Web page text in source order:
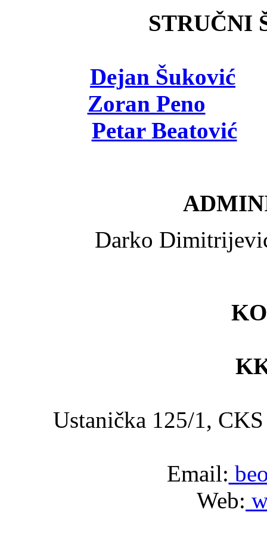
STRUČNI
Dejan Šuković
Zoran Peno
Petar Beatović-
Darko
Ustanička 125/1,
Email:
Web: